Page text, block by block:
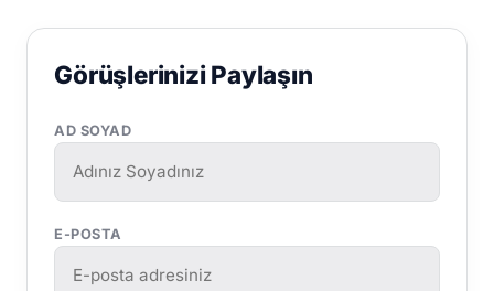
Görüşlerinizi Paylaşın
AD SOYAD
E-POSTA